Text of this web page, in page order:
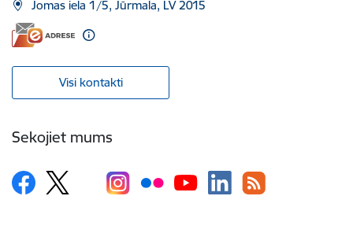
Jomas iela 1/5, Jūrmala, LV 2015
Visi kontakti
Sekojiet mums